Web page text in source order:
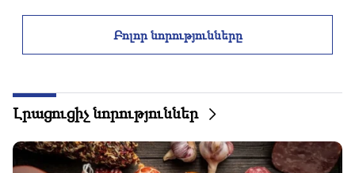
Գալյանը՝ Կառավարության ներկայացուցիչ ԱԺ-ում.
Գերմանիայում պայթուցիկով ԱԹՍ-ն խոցել է
7,4 մագնիտուդ հզորությամբ երկրաշարժ է տեղի
Բոլոր նորությունները
Լրացուցիչ նորություններ